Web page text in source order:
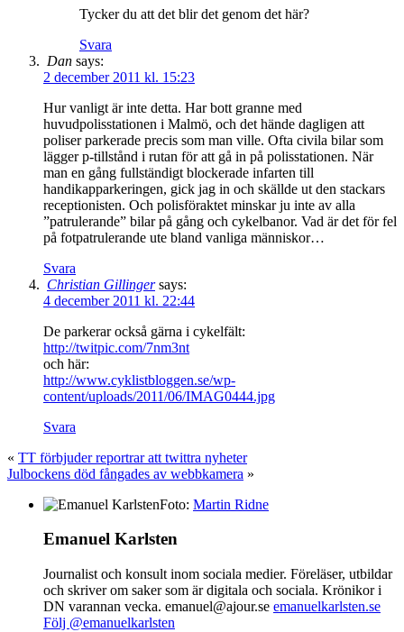
Tycker du att det blir det genom det här?
Svara
Dan says:
2 december 2011 kl. 15:23
Hur vanligt är inte detta. Har bott granne med
huvudpolisstationen i Malmö, och det hände dagligen att
poliser parkerade precis som man ville. Ofta civila bilar som
lägger p-tillstånd i rutan för att gå in på polisstationen. När
man en gång fullständigt blockerade infarten till
handikapparkeringen, gick jag in och skällde ut den stackars
receptionisten. Och polisföraktet minskar ju inte av alla
”patrulerande” bilar på gång och cykelbanor. Vad är det för fel
på fotpatrulerande ute bland vanliga människor…
Svara
Christian Gillinger says:
4 december 2011 kl. 22:44
De parkerar också gärna i cykelfält:
http://twitpic.com/7nm3nt
och här:
http://www.cyklistbloggen.se/wp-
content/uploads/2011/06/IMAG0444.jpg
Svara
« TT förbjuder reportrar att twittra nyheter
Julbockens död fångades av webbkamera »
Foto: Martin Ridne
Emanuel Karlsten
Journalist och konsult inom sociala medier. Föreläser, utbildar
och skriver om saker som är digitala och sociala. Krönikor i
DN varannan vecka. emanuel@ajour.se emanuelkarlsten.se
Följ @emanuelkarlsten